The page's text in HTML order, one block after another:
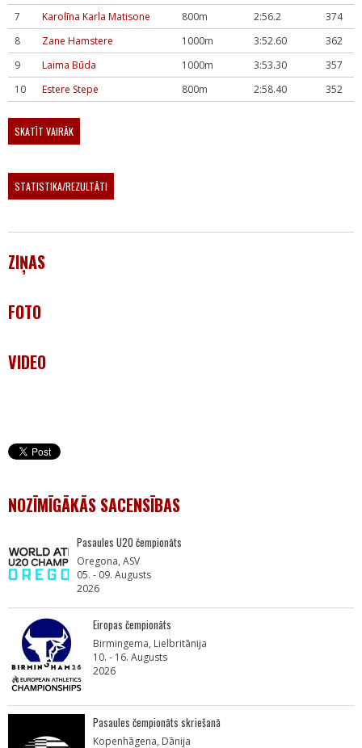
7
Karolīna Karla Matisone 800m 2:56.2
374
8
Zane Hamstere 1000m 3:52.60
362
9
Laima Būda 1000m 3:53.30
357
10
Estere Stepe 800m 2:58.40 352
SKATĪT VAIRĀK
STATISTIKA/REZULTĀTI
ZIŅAS
FOTO
VIDEO
NOZĪMĪGĀKĀS SACENSĪBAS
Pasaules U20 čempionāts
Oregona, ASV
05. - 09. Augusts
2026
Eiropas čempionāts
Birmingema, Lielbritānija
10. - 16. Augusts
2026
Pasaules čempionāts skriešanā
Kopenhāgena, Dānija